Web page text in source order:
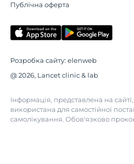
Публічна оферта
Розробка сайту: elenweb
@ 2026, Lancet clinic & lab
Інформація, представлена на
використана для самостійної
самолікування. Обов'язково